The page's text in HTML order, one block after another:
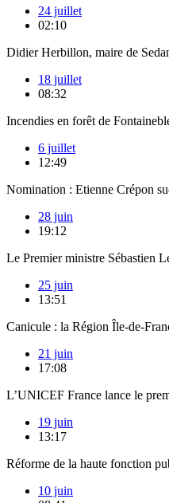
24 juillet
02:10
Didier Herbillon, maire de
18 juillet
08:32
Incendies en forêt de
6 juillet
12:49
Nomination : Etienne Crépon
28 juin
19:12
Le Premier ministre Sébastien
25 juin
13:51
Canicule : la Région Île-de-
21 juin
17:08
L’UNICEF France lance le
19 juin
13:17
Réforme de la haute fonction
10 juin